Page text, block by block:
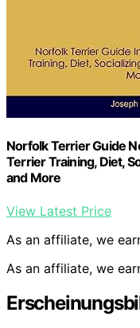
Norfolk Terrier Guide
Terrier Training, Diet,
and More
View Latest Price
As an affiliate, we
As an affiliate, we